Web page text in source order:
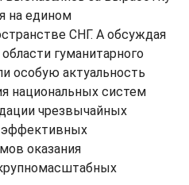
на едином
СНГ. А обсуждая
гуманитарного
особую актуальность
национальных систем
чрезвычайных
эффективных
оказания